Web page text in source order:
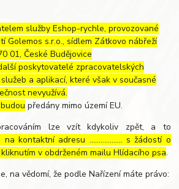
služby Eshop-rychle, provozované
Golemos s.r.o., sídlem Zátkovo nábřeží
01, České Budějovice
poskytovatelé zpracovatelských
a aplikací, které však v současné
nevyužívá.
předány mimo území EU.
lze vzít kdykoliv zpět, a to
na kontaktní adresu ..……………. s žádostí o
v obdrženém mailu Hlídacího psa.
na vědomí, že podle Nařízení máte právo: